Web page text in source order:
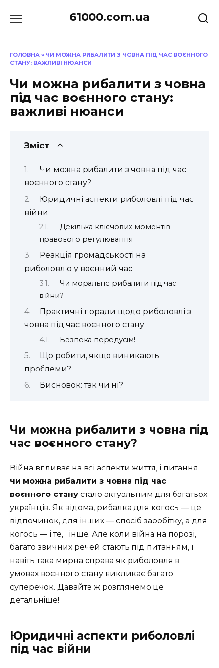
до
61000.com.ua
ГОЛОВНА » ЧИ МОЖНА РИБАЛИТИ З ЧОВНА ПІД ЧАС ВОЄННОГО
СТАНУ: ВАЖЛИВІ НЮАНСИ
Чи можна рибалити з човна
під час воєнного стану:
важливі нюанси
Зміст
Чи можна рибалити з човна під час
воєнного стану?
Юридичні аспекти риболовлі під час
війни
Декілька ключових моментів
правового регулювання
Реакція громадськості на
риболовлю у воєнний час
Чи морально рибалити під час
війни?
Практичні поради щодо риболовлі з
човна під час воєнного стану
Безпека передусім!
Що робити, якщо виникають
проблеми?
Висновок: так чи ні?
Чи можна рибалити з човна під
час воєнного стану?
Війна впливає на всі аспекти життя, і питання
чи можна рибалити з човна під час
воєнного стану стало актуальним для багатьох
українців. Як відома, рибалка для когось — це
відпочинок, для інших — спосіб заробітку, а для
когось — і те, і інше. Але коли війна на порозі,
багато звичних речей стають під питанням, і
навіть така мирна справа як риболовля в
умовах воєнного стану викликає багато
суперечок. Давайте ж розглянемо це
детальніше!
Юридичні аспекти риболовлі
під час війни